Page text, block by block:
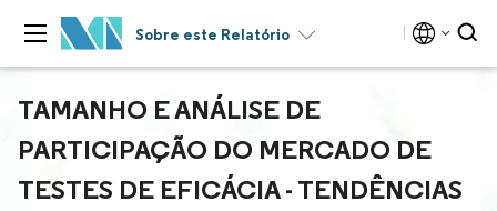
Sobre este Relatório
TAMANHO E ANÁLISE DE
PARTICIPAÇÃO DO MERCADO DE
TESTES DE EFICÁCIA - TENDÊNCIAS